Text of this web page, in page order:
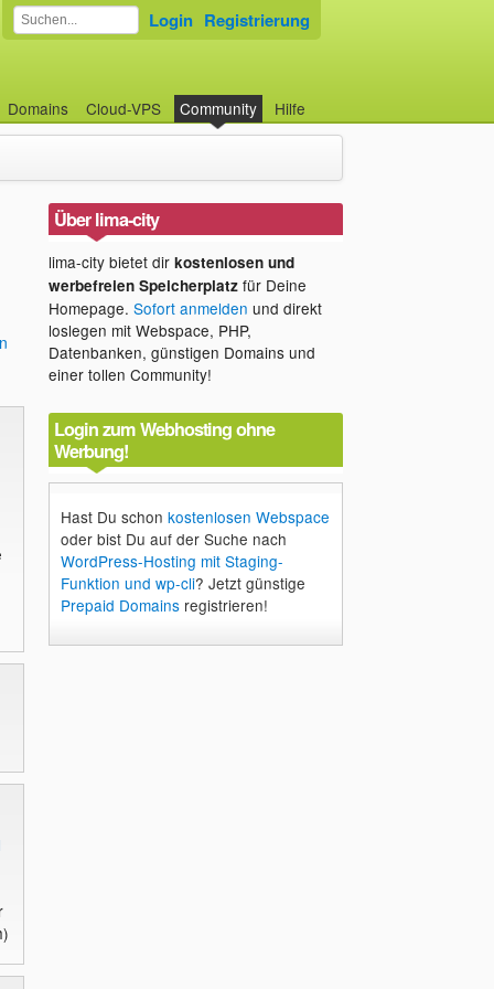
Domains Cloud-VPS Community Hilfe
Login Registrierung
Über lima-city
lima-city bietet dir kostenlosen und
werbefreien Speicherplatzfür Deine
Homepage. Sofort anmelden und direkt
loslegen mit Webspace, PHP,
Datenbanken, günstigen Domains und
einer tollen Community!
Login zum Webhosting ohne
Werbung!
Hast Du schon kostenlosen Webspace
oder bist Du auf der Suche nach
WordPress-Hosting mit Staging-
Funktion und wp-cli? Jetzt günstige
Prepaid Domainsregistrieren!